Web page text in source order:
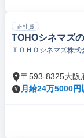
正社員
TOHOシネマズ
ＴＯＨＯシネマズ株式
〒593-8325大阪
月給24万5000円